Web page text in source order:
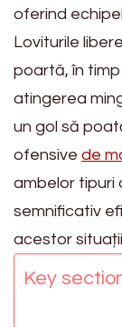
oferind
Loviturile
poartă, în
atingerea
un gol să
ofensive de
ambelor tipuri
semnificativ
acestor
Key